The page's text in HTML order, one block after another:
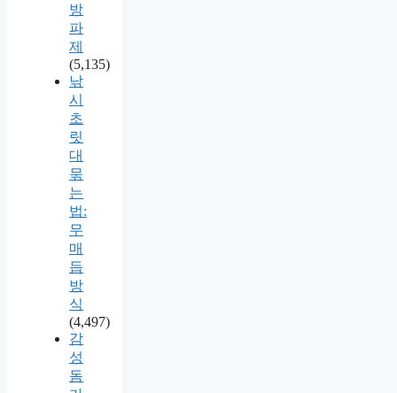
방
파
제
(5,135)
낚
시
초
릿
대
묶
는
법:
무
매
듭
방
식
(4,497)
감
성
돔